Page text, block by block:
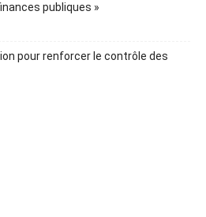
publiques »
pour renforcer le contrôle des